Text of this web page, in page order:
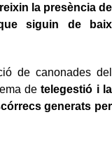
la presència de
siguin de baix
de canonades del
detelegestió i la
generats per